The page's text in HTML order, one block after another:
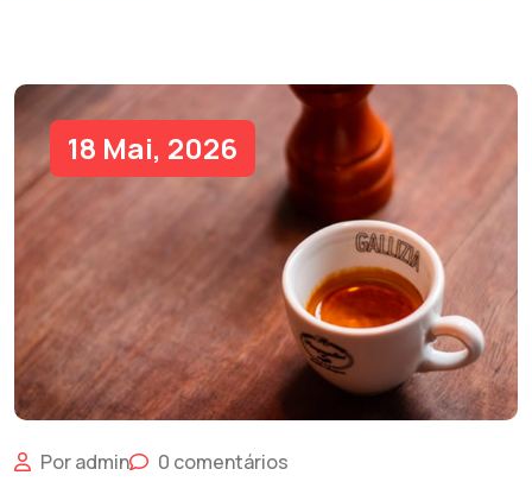
18 Mai, 2026
Por admin 0 comentários